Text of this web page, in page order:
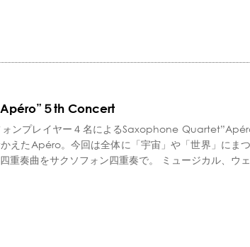
５th Concert
ンプレイヤー４名によるSaxophone
えたApéro。今回は全体に「宇宙」や「世界」にま
重奏曲をサクソフォン四重奏で。 ミュージカル、ウ